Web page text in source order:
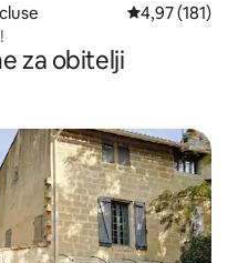
Prosječna
4,97 (181)
za obitelji